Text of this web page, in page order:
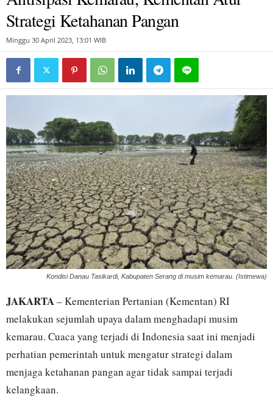
Strategi Ketahanan Pangan
Minggu 30 April 2023, 13:01 WIB
Kondisi Danau Tasikardi, Kabupaten Serang di musim kemarau. (Istimewa)
JAKARTA– Kementerian Pertanian (Kementan) RI
melakukan sejumlah upaya dalam menghadapi musim
kemarau. Cuaca yang terjadi di Indonesia saat ini menjadi
perhatian pemerintah untuk mengatur strategi dalam
menjaga ketahanan pangan agar tidak sampai terjadi
kelangkaan.